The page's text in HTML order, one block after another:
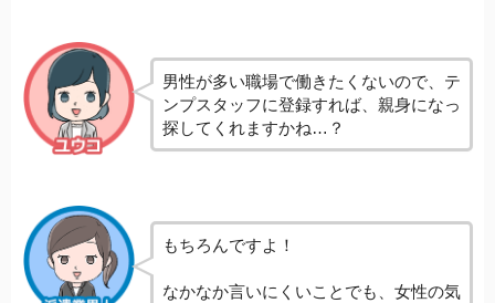
男性が多い職場で働きたくないので、テ
ンプスタッフに登録すれば、親身になっ
探してくれますかね…？
もちろんですよ！
なかなか言いにくいことでも、女性の気